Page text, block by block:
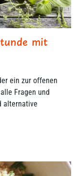
mit
ein zur offenen
Fragen und
alternative